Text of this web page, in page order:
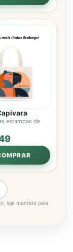
estampas de
loja mantida pela